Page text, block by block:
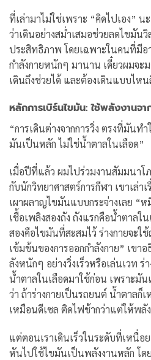
ที่เล่ามาไม่ใช่เพราะ “คิดไปเอง”
ว่าเดินอย่างสม่ำเสมอช่วยลดไขมัน
ประสิทธิภาพ โดยเฉพาะในคนที่มีอ
กำลังกายหนักๆ มานาน เดี๋ยวผมจะ
เดินถึงช่วยได้ และต้องเดินแบบไหน
หลักการเบิร์นไขมัน: ใช้พลังงานจ
“การเดินต่างจากการวิ่ง ตรงที่มันท
มันเป็นหลัก ไม่ใช่น้ำตาลในเลือด”
เมื่อปีที่แล้ว ผมไปร่วมงานสัมมนาโ
กับนักวิทยาศาสตร์การกีฬา เขาเล่าเ
เผาผลาญไขมันแบบกระจ่างเลย “ห
เชื้อเพลิงสองถัง ถังแรกคือน้ำตาลใ
สองคือไขมันที่สะสมไว้ ร่างกายจะ
เข้มข้นของการออกกำลังกาย” เขา
ลังหนักๆ อย่างวิ่งเร็วหรือเล่นเวท ร่
น้ำตาลในเลือดมาใช้ก่อน เพราะมัน
ว่า ถ้าร่างกายเป็นรถยนต์ น้ำตาลก็
เหมือนดีเซล ติดไฟช้ากว่าแต่ให้พลั
แต่ตอนเราเดินเร็วในระดับที่เหนื่อ
หันไปใช้ไขมันเป็นพลังงานหลัก โด